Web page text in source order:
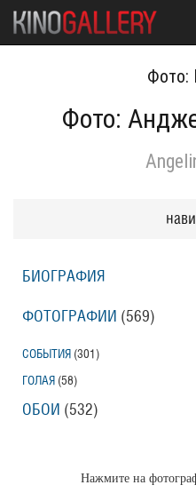
Фото:
Фото:
Нажмите на
БИОГРАФИЯ
ФОТОГРАФИИ (569)
СОБЫТИЯ (301 )
ГОЛАЯ (58)
ОБОИ (532)